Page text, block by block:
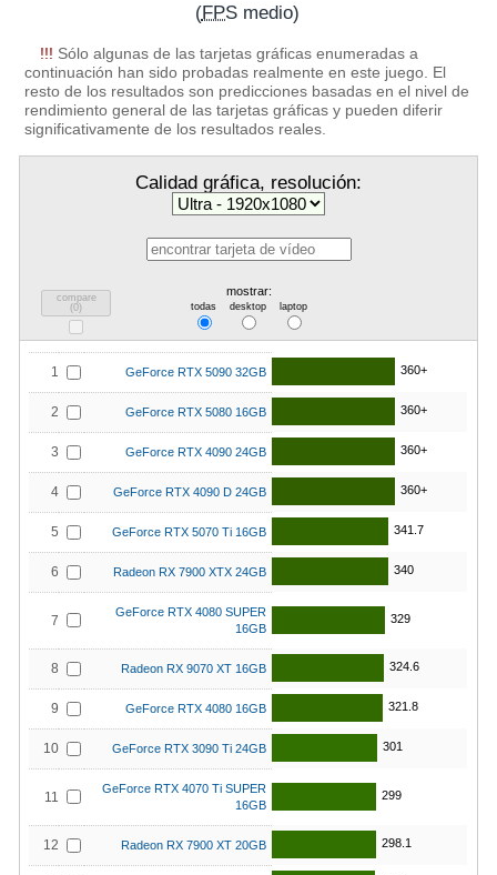
(FPSmedio)
!!! Sólo algunas de las tarjetas gráficas enumeradas a
continuación han sido probadas realmente en este juego. El
resto de los resultados son predicciones basadas en el nivel de
rendimiento general de las tarjetas gráficas y pueden diferir
significativamente de los resultados reales.
Calidad gráfica, resolución:
compare
(0)
mostrar:
todas desktop laptop
1 GeForce RTX 5090 32GB 360+
2 GeForce RTX 5080 16GB 360+
3 GeForce RTX 4090 24GB 360+
4 GeForce RTX 4090 D 24GB 360+
5 GeForce RTX 5070 Ti 16GB 341.7
6 Radeon RX 7900 XTX 24GB 340
7
GeForce RTX 4080 SUPER
16GB
329
8 Radeon RX 9070 XT 16GB 324.6
9 GeForce RTX 4080 16GB 321.8
10 GeForce RTX 3090 Ti 24GB 301
11
GeForce RTX 4070 Ti SUPER
16GB
299
12 Radeon RX 7900 XT 20GB 298.1